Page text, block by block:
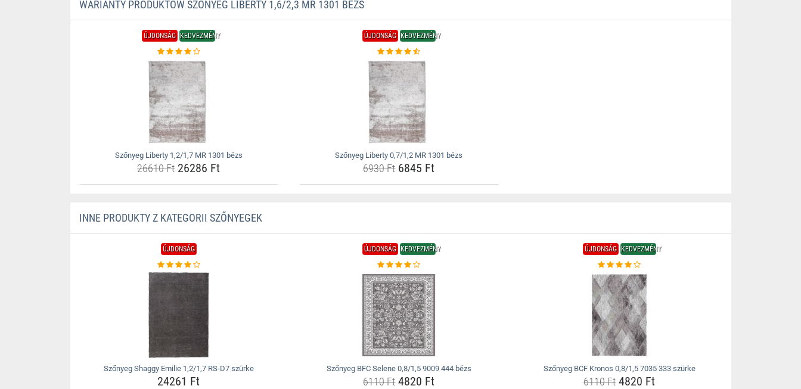
WARIANTY PRODUKTÓW SZŐNYEG LIBERTY 1,6/2,3 MR 1301 BÉZS
ÚJDONSÁG KEDVEZMÉNY
Szőnyeg Liberty 1,2/1,7 MR 1301 bézs
26610 Ft26286 Ft
ÚJDONSÁG KEDVEZMÉNY
Szőnyeg Liberty 0,7/1,2 MR 1301 bézs
6930 Ft6845 Ft
INNE PRODUKTY Z KATEGORII SZŐNYEGEK
ÚJDONSÁG
Szőnyeg Shaggy Emilie 1,2/1,7 RS-D7 szürke
24261 Ft
ÚJDONSÁG KEDVEZMÉNY
Szőnyeg BFC Selene 0,8/1,5 9009 444 bézs
6110 Ft4820 Ft
ÚJDONSÁG KEDVEZMÉNY
Szőnyeg BCF Kronos 0,8/1,5 7035 333 szürke
6110 Ft 4820 Ft